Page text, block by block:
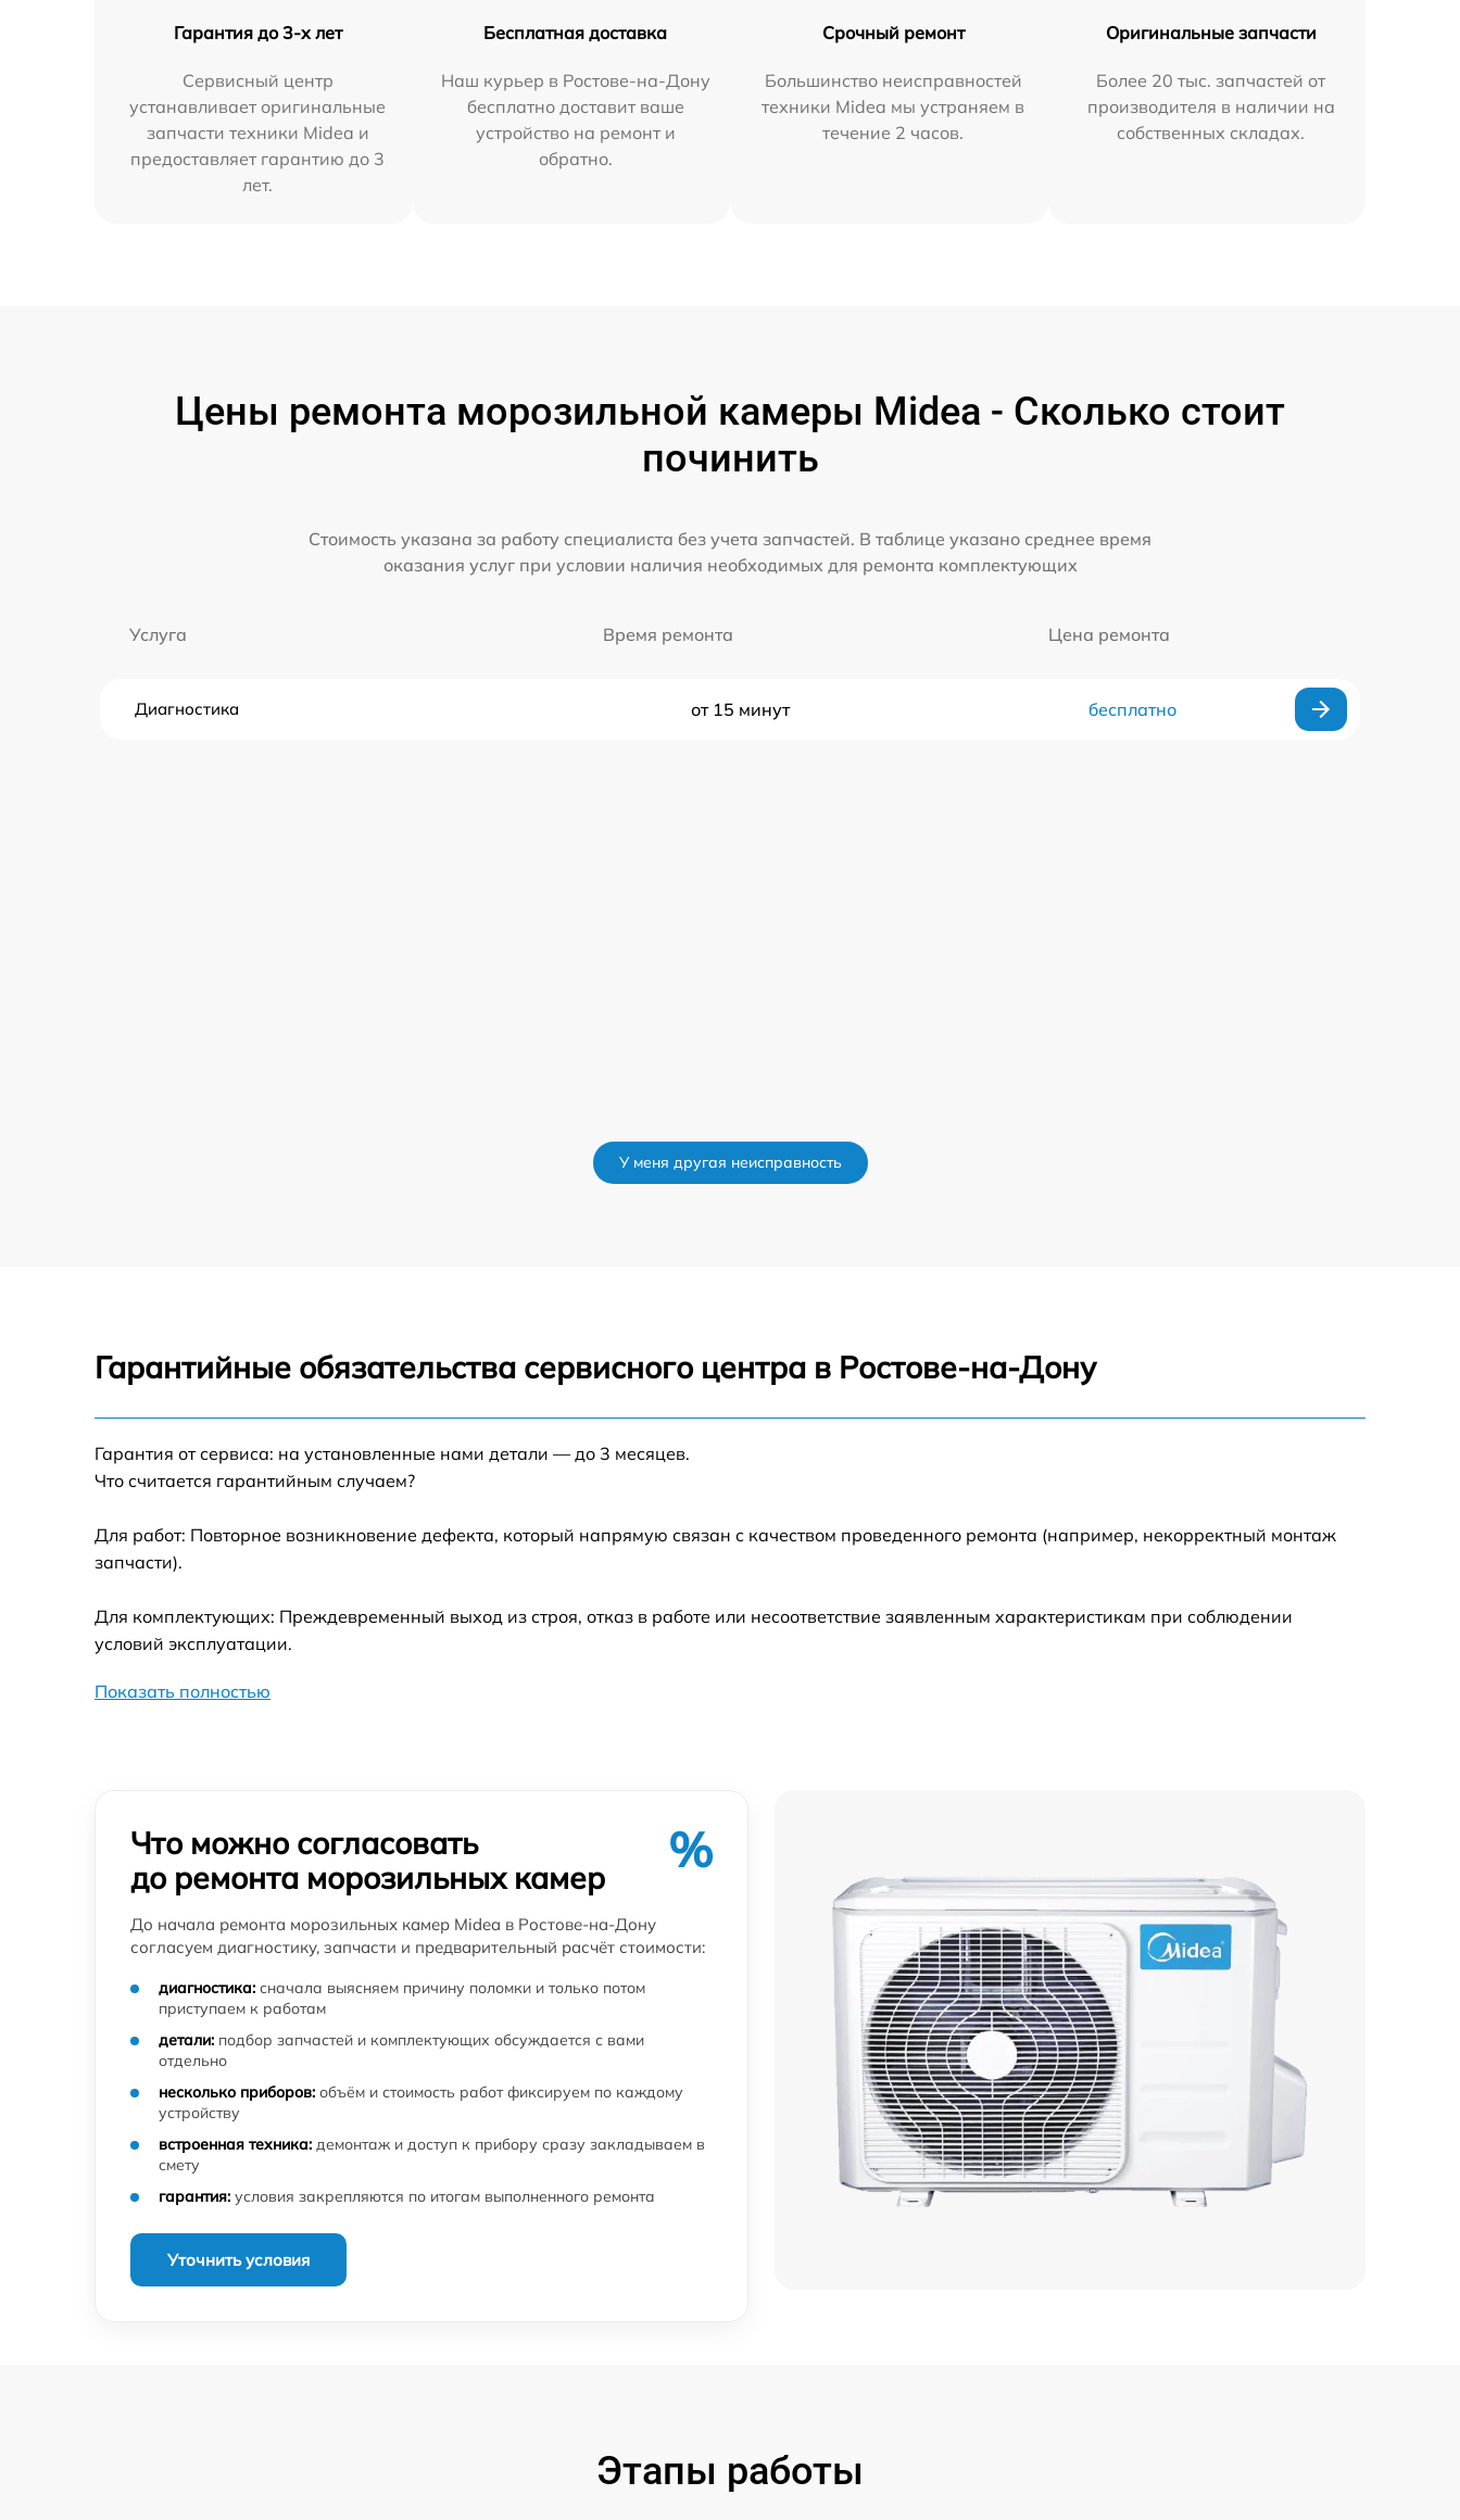
Гарантия до 3-х лет
Сервисный центр
устанавливает оригинальные
запчасти техники Midea и
предоставляет гарантию до 3
лет.
Бесплатная доставка
Наш курьер в Ростове-на-Дону
бесплатно доставит ваше
устройство на ремонт и
обратно.
Срочный ремонт
Большинство неисправностей
техники Midea мы устраняем в
течение 2 часов.
Оригинальные запчасти
Более 20 тыс. запчастей от
производителя в наличии на
собственных складах.
Цены ремонта морозильной камеры Midea - Сколько стоит
починить
Стоимость указана за работу специалиста без учета запчастей. В таблице указано среднее время
оказания услуг при условии наличия необходимых для ремонта комплектующих
Услуга Время ремонта Цена ремонта
Диагностика от 15 минут бесплатно
У меня другая неисправность
Гарантийные обязательства сервисного центра в Ростове-на-Дону
Гарантия от сервиса: на установленные нами детали — до 3 месяцев.
Что считается гарантийным случаем?
Для работ: Повторное возникновение дефекта, который напрямую связан с качеством проведенного ремонта (например, некорректный монтаж
запчасти).
Для комплектующих: Преждевременный выход из строя, отказ в работе или несоответствие заявленным характеристикам при соблюдении
условий эксплуатации.
Показать полностью
Что можно согласовать
до ремонта морозильных камер
%
До начала ремонта морозильных камер Midea в Ростове-на-Дону
согласуем диагностику, запчасти и предварительный расчёт стоимости:
диагностика: сначала выясняем причину поломки и только потом
приступаем к работам
детали: подбор запчастей и комплектующих обсуждается с вами
отдельно
несколько приборов: объём и стоимость работ фиксируем по каждому
устройству
встроенная техника: демонтаж и доступ к прибору сразу закладываем в
смету
гарантия: условия закрепляются по итогам выполненного ремонта
Уточнить условия
Этапы работы